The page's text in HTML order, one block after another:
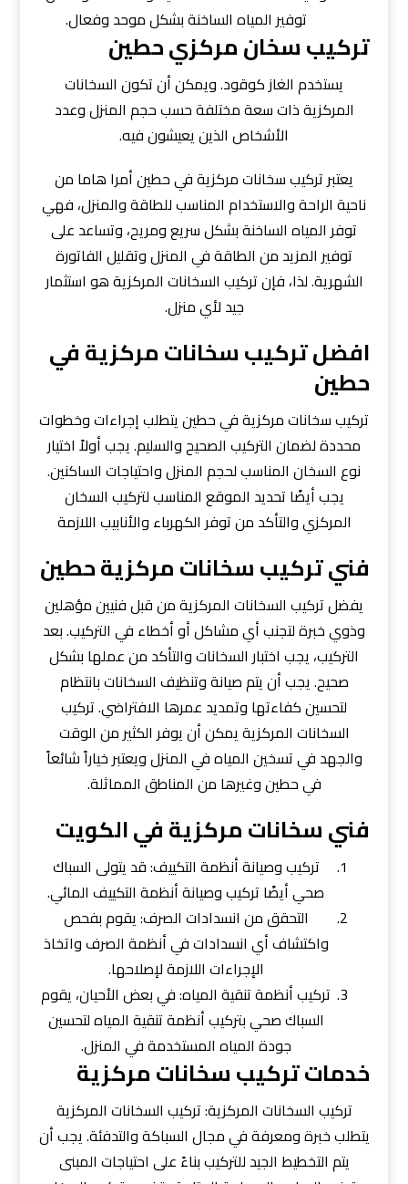
توفير المياه الساخنة بشكل موحد وفعال.
تركيب سخان مركزي حطين
يستخدم الغاز كوقود. ويمكن أن تكون السخانات
المركزية ذات سعة مختلفة حسب حجم المنزل وعدد
الأشخاص الذين يعيشون فيه.
يعتبر تركيب سخانات مركزية في حطين أمرا هاما من
ناحية الراحة والاستخدام المناسب للطاقة والمنزل، فهي
توفر المياه الساخنة بشكل سريع ومريح، وتساعد على
توفير المزيد من الطاقة في المنزل وتقليل الفاتورة
الشهرية. لذا، فإن تركيب السخانات المركزية هو استثمار
جيد لأي منزل.
افضل تركيب سخانات مركزية في
حطين
تركيب سخانات مركزية في حطين يتطلب إجراءات وخطوات
محددة لضمان التركيب الصحيح والسليم. يجب أولاً اختيار
نوع السخان المناسب لحجم المنزل واحتياجات الساكنين.
يجب أيضًا تحديد الموقع المناسب لتركيب السخان
المركزي والتأكد من توفر الكهرباء والأنابيب اللازمة
فني تركيب سخانات مركزية حطين
يفضل تركيب السخانات المركزية من قبل فنيين مؤهلين
وذوي خبرة لتجنب أي مشاكل أو أخطاء في التركيب. بعد
التركيب، يجب اختبار السخانات والتأكد من عملها بشكل
صحيح. يجب أن يتم صيانة وتنظيف السخانات بانتظام
لتحسين كفاءتها وتمديد عمرها الافتراضي. تركيب
السخانات المركزية يمكن أن يوفر الكثير من الوقت
والجهد في تسخين المياه في المنزل ويعتبر خياراً شائعاً
في حطين وغيرها من المناطق المماثلة.
فني سخانات مركزية في الكويت
تركيب وصيانة أنظمة التكييف: قد يتولى السباك
صحي أيضًا تركيب وصيانة أنظمة التكييف المائي.
التحقق من انسدادات الصرف: يقوم بفحص
واكتشاف أي انسدادات في أنظمة الصرف واتخاذ
الإجراءات اللازمة لإصلاحها.
تركيب أنظمة تنقية المياه: في بعض الأحيان، يقوم
السباك صحي بتركيب أنظمة تنقية المياه لتحسين
جودة المياه المستخدمة في المنزل.
خدمات تركيب سخانات مركزية
تركيب السخانات المركزية: تركيب السخانات المركزية
يتطلب خبرة ومعرفة في مجال السباكة والتدفئة. يجب أن
يتم التخطيط الجيد للتركيب بناءً على احتياجات المبنى